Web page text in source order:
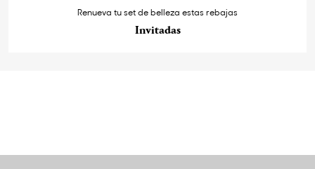
Renueva tu set de belleza estas rebajas
Invitadas